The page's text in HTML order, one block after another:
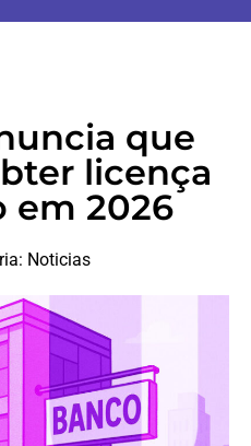
que
licença
em 2026
Noticias